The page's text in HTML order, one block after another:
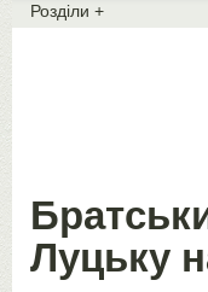
Розділи +
Луцьку